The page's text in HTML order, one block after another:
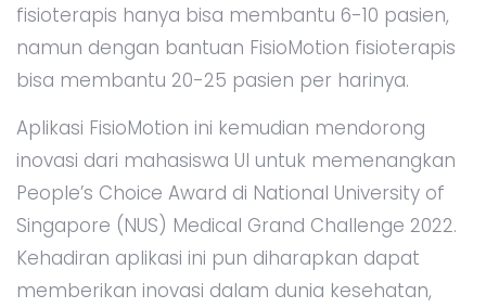
fisioterapis hanya bisa membantu 6-10 pasien,
namun dengan bantuan FisioMotion fisioterapis
bisa membantu 20-25 pasien per harinya.
Aplikasi FisioMotion ini kemudian mendorong
inovasi dari mahasiswa UI untuk memenangkan
People’s Choice Award di National University of
Singapore (NUS) Medical Grand Challenge 2022.
Kehadiran aplikasi ini pun diharapkan dapat
memberikan inovasi dalam dunia kesehatan,